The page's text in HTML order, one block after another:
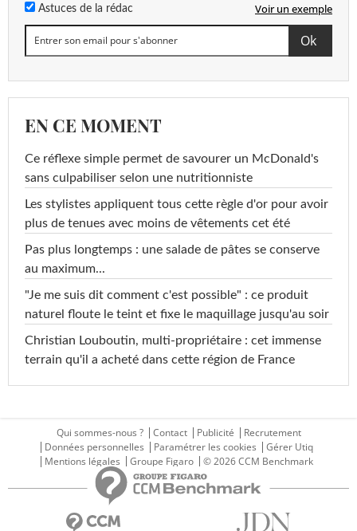
Astuces de la rédac Voir un exemple
EN CE MOMENT
Ce réflexe simple permet de savourer un McDonald's
sans culpabiliser selon une nutritionniste
Les stylistes appliquent tous cette règle d'or pour avoir
plus de tenues avec moins de vêtements cet été
Pas plus longtemps : une salade de pâtes se conserve
au maximum...
"Je me suis dit comment c'est possible" : ce produit
naturel floute le teint et fixe le maquillage jusqu'au soir
Christian Louboutin, multi-propriétaire : cet immense
terrain qu'il a acheté dans cette région de France
Qui sommes-nous ? Contact Publicité
Recrutement
Données personnelles
Paramétrer les cookies
Gérer Utiq
Mentions légales
Groupe Figaro © 2026 CCM Benchmark